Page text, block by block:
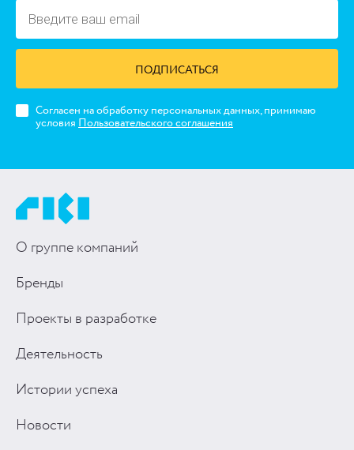
ПОДПИСАТЬСЯ
Согласен на обработку персональных данных, принимаю
условия Пользовательского соглашения
О группе компаний
Бренды
Проекты в разработке
Деятельность
Истории успеха
Новости